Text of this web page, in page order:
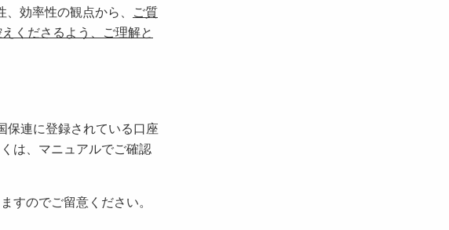
効率性の観点から、
ご質
くださるよう、ご理解と
連に登録されている口座
は、マニュアルでご確認
すのでご留意ください。